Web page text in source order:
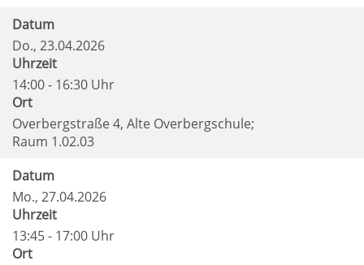
Datum
Do., 23.04.2026
Uhrzeit
14:00 - 16:30 Uhr
Ort
Overbergstraße 4, Alte Overbergschule;
Raum 1.02.03
Datum
Mo., 27.04.2026
Uhrzeit
13:45 - 17:00 Uhr
Ort